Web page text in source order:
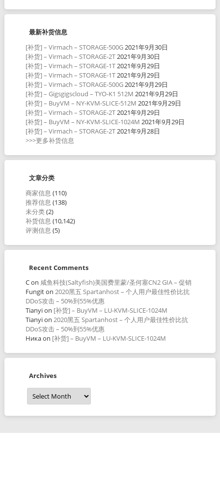
最新补货信息
[补货] – Virmach – STORAGE-500G2021年9月30日
[补货] – Virmach – STORAGE-2T2021年9月30日
[补货] – Virmach – STORAGE-1T2021年9月29日
[补货] – Virmach – STORAGE-1T2021年9月29日
[补货] – Virmach – STORAGE-500G2021年9月29日
[补货] – Gigsgigscloud – TYO-K1 512M 2021年9月29日
[补货] – BuyVM – NY-KVM-SLICE-512M 2021年9月29日
[补货] – Virmach – STORAGE-2T2021年9月29日
[补货] – BuyVM – NY-KVM-SLICE-1024M 2021年9月29日
[补货] – Virmach – STORAGE-2T2021年9月28日
>>>更多补货信息
文章分类
商家信息 (110)
推荐信息 (138)
未分类(2)
补货信息 (10,142)
评测信息 (5)
Recent Comments
Con 咸鱼科技(Saltyfish)美国费里蒙/圣何塞CN2 GIA – 促销
Fungiton 2020黑五 Spartanhost – 个人用户最佳性价比抗
DDoS攻击 – 50%到55%优惠
Tianyion [补货] – BuyVM – LU-KVM-SLICE-1024M
Tianyion 2020黑五 Spartanhost – 个人用户最佳性价比抗
DDoS攻击 – 50%到55%优惠
Никаon [补货] – BuyVM – LU-KVM-SLICE-1024M
Archives
Archives